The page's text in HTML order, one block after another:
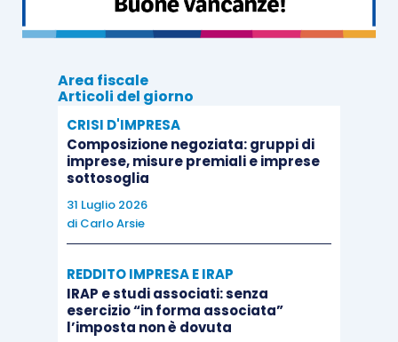
varie amministrazioni successivamente al suo
esaurimento. Tuttavia, sebbene in vigenza della
28 del D.Lgs. 175/2014, non è possibile attribuire
legittimazione ad agire a un ente giuridicamente
inesistente e, pertanto,l’insussistenza di una
società implica propriamente l’assenza di
decaduti.
Di conseguenza, nel caso dinotifica di un avviso
di accertamento emesso nei confronti di una
società estinta, i consegnatari dell’atto dovranno
Area fiscale
Articoli del giorno
CRISI D'IMPRESA
Composizione negoziata: gruppi di
imprese, misure premiali e imprese
sottosoglia
31 Luglio 2026
di Carlo Arsie
REDDITO IMPRESA E IRAP
IRAP e studi associati: senza
esercizio “in forma associata”
l’imposta non è dovuta